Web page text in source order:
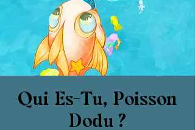
Qui Es-Tu, Poisson
Dodu ?